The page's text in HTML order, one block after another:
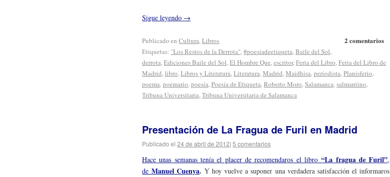
Sigue leyendo →
2 comentarios
Publicado en Cultura,Libros
Etiquetas: "Los Restos de la Derrota",#poesiadeetiqueta,Baile del Sol,
derrota,Ediciones Baile del Sol,El Hombre Que,escritor,Feria del Libro,Feria del Libro de
Madrid,libro,Libros y Literatura,Literatura,Madrid,Maidhisa,periodista,Planisferio,
poema,poemario,poesía,Poesía de Etiqueta,Roberto Moro,Salamanca,salmantino,
Tribuna Universitaria,Tribuna Universitaria de Salamanca
Presentación de La Fragua de Furil en Madrid
Publicado el 24 de abril de 2012| 5 comentarios
Hace unas semanas tenía el placer de recomendaros el libro“La fragua de Furil”,
deManuel Cuenya. Y hoy vuelve a suponer una verdadera satisfacción el informaros